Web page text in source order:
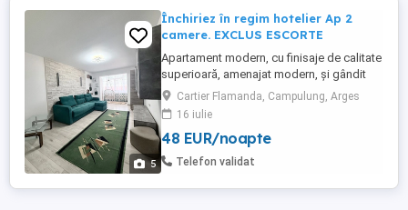
5
Închiriez în regim hotelier Ap 2
camere. EXCLUS ESCORTE
Apartament modern, cu finisaje de calitate
superioară, amenajat modern, și gândit
pentru confortul tău deplin, fie ca ești în
călătorie de afaceri sau vacanță! Dotări
complete pentru un sejur excelent: - smart
tv in toate camerele - wi-fi rapid Bucătărie
complet utilată: frigider, plita pe gaz,
Cartier Flamanda, Campulung, Arges
16 iulie
48 EUR/noapte
Telefon validat